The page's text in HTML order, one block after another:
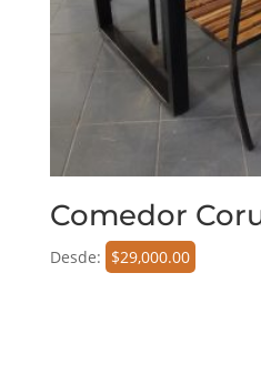
Comedor
Desde: $29,000.00